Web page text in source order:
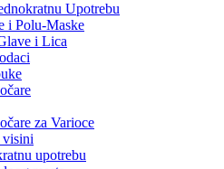
Upotrebu
i Polu-Maske
i Lica
za Varioce
visini
upotrebu